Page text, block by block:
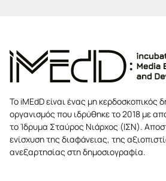
Το iMEdD είναι ένας μη κερδοσκοπικός
οργανισμός που ιδρύθηκε το 2018 με
το Ίδρυμα Σταύρος Νιάρχος (ΙΣΝ).
ενίσχυση της διαφάνειας, της
ανεξαρτησίας στη δημοσιογραφία.